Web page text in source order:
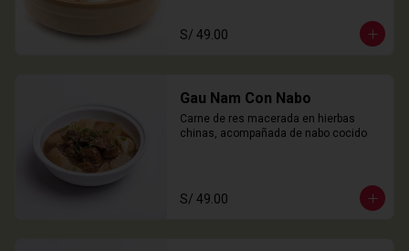
S/ 49.00
Gau Nam Con Nabo
Carne de res macerada en hierbas
chinas, acompañada de nabo cocido
S/ 49.00